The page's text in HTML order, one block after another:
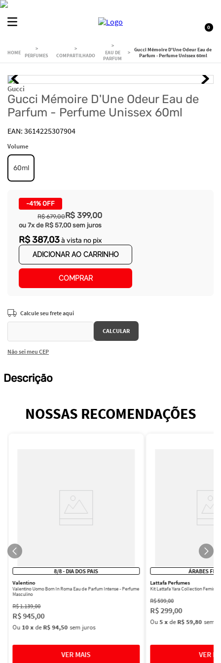
0
PERFUMES COMPARTILHADO
EAU DE
PARFUM
Gucci Mémoire D'Une Odeur Eau de
Parfum - Perfume Unissex 60ml
Gucci
Gucci Mémoire D'Une Odeur Eau de
Parfum - Perfume Unissex 60ml
3614225307904
Volume
60ml
-41% OFF
R$ 399,00
R$ 679,00
ou 7x de R$ 57,00 sem juros
R$387,03à vista no pix
ADICIONAR AO CARRINHO
COMPRAR
Não sei meu CEP
Descrição
NOSSAS RECOMENDAÇÕES
8/8 - DIA DOS PAIS
Valentino
Valentino Uomo Born In Roma Eau de Parfum Intense - Perfume
Masculino
R$1.139,00
R$945,00
Ou 10xdeR$ 94,50 sem juros
ÁRABES
Lattafa Perfumes
Kit Lattafa Yara Collection
R$599,00
R$ 299,00
Ou5xdeR$ 59,80 sem